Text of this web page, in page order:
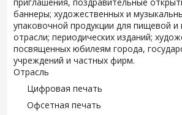
баннеры; художественных и
упаковочной продукции для пищевой
отрасли; периодических изданий;
посвященных юбилеям города,
учреждений и частных фирм.
Отрасль
Цифровая печать
Офсетная печать